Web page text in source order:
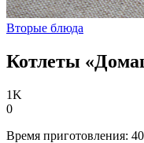
Вторые блюда
Котлеты
1K
0
Время приготовления: